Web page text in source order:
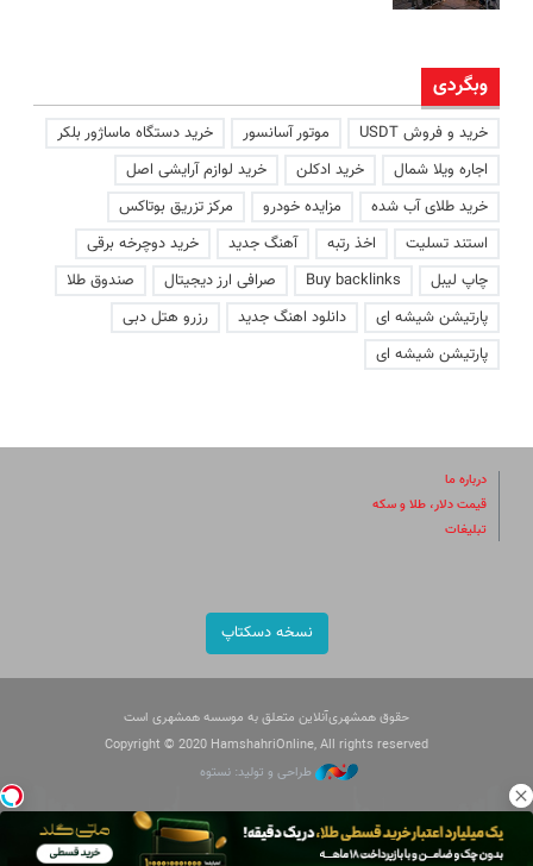
وبگردی
خرید و فروش USDT موتور آسانسور
خرید دستگاه ماساژور بلکر
اجاره ویلا شمال
خرید ادکلن
خرید لوازم آرایشی اصل
خرید طلای آب شده
مزایده خودرو
مرکز تزریق بوتاکس
استند تسلیت
اخذ رتبه آهنگ جدید
خرید دوچرخه برقی
چاپ لیبل
Buy backlinks صرافی ارز دیجیتال
صندوق طلا
پارتیشن شیشه ای
دانلود اهنگ جدید
رزرو هتل دبی
پارتیشن شیشه ای
درباره ما
قیمت دلار، طلا و سکه
تبلیغات
نسخه دسکتاپ
حقوق همشهری‌آنلاین متعلق به موسسه همشهری است
Copyright © 2020 HamshahriOnline, All rights reserved
طراحی و تولید: نستوه